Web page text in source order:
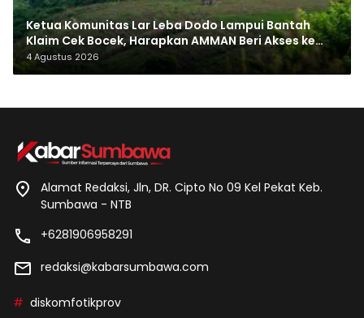
Ketua Komunitas Lar Leba Dodo Lampui Bantah
Klaim Cek Bocek, Harapkan AMMAN Beri Akses ke
Makam Leluhur
4 Agustus 2026
Alamat Redaksi, Jln, DR. Cipto No 09 Kel Pekat Keb.
Sumbawa - NTB
+6281906958291
redaksi@kabarsumbawa.com
diskomfotikprov